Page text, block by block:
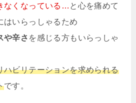
なくなっている… と心を痛めて
はいらっしゃるため
や辛さ を感じる方もいらっしゃ
ハビリテーションを求められる
です。